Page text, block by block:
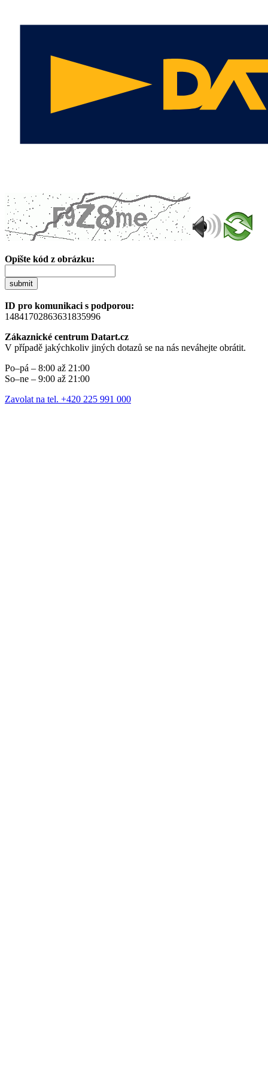
Opište kód z obrázku:
submit
ID pro komunikaci s podporou:
14841702863631835996
Zákaznické centrum Datart.cz
V případě jakýchkoliv jiných dotazů se na nás neváhejte obrátit.
Po–pá – 8:00 až 21:00
So–ne – 9:00 až 21:00
Zavolat na tel. +420 225 991 000